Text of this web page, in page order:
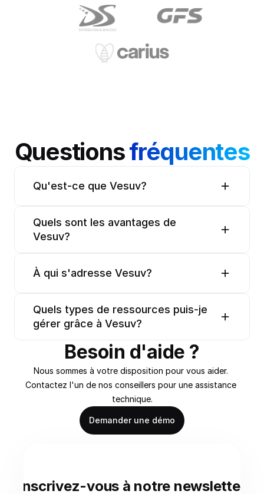
Questions fréquentes
Qu'est-ce que Vesuv?
Quels sont les avantages de
Vesuv?
À qui s'adresse Vesuv?
Quels types de ressources puis-je
gérer grâce à Vesuv?
Besoin d'aide ?
Nous sommes à votre disposition pour vous aider.
Contactez l'un de nos conseillers pour une assistance
technique.
Demander une démo
Inscrivez-vous à notre newsletter